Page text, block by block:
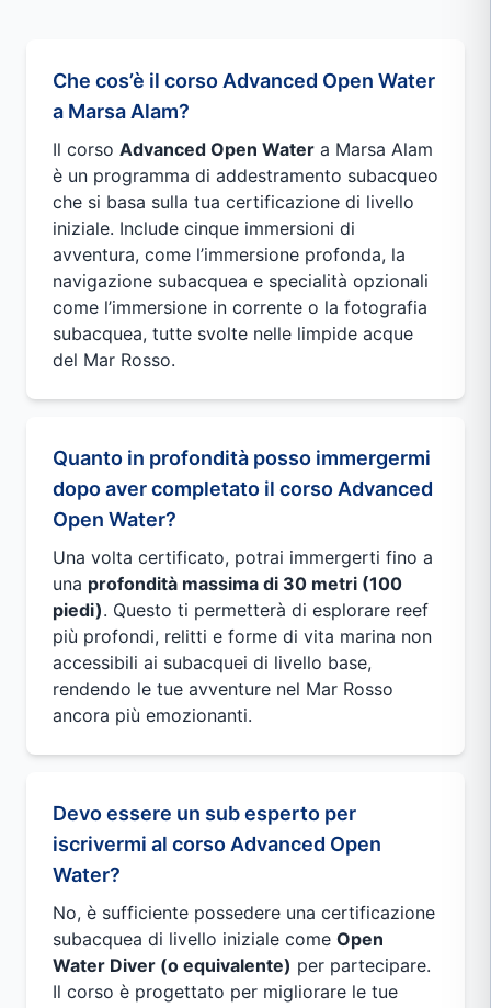
Che cos’è il corso Advanced Open Water
a Marsa Alam?
Il corso Advanced Open Water a Marsa Alam
è un programma di addestramento subacqueo
che si basa sulla tua certificazione di livello
iniziale. Include cinque immersioni di
avventura, come l’immersione profonda, la
navigazione subacquea e specialità opzionali
come l’immersione in corrente o la fotografia
subacquea, tutte svolte nelle limpide acque
del Mar Rosso.
Quanto in profondità posso immergermi
dopo aver completato il corso Advanced
Open Water?
Una volta certificato, potrai immergerti fino a
una profondità massima di 30 metri (100
piedi). Questo ti permetterà di esplorare reef
più profondi, relitti e forme di vita marina non
accessibili ai subacquei di livello base,
rendendo le tue avventure nel Mar Rosso
ancora più emozionanti.
Devo essere un sub esperto per
iscrivermi al corso Advanced Open
Water?
No, è sufficiente possedere una certificazione
subacquea di livello iniziale come Open
Water Diver (o equivalente) per partecipare.
Il corso è progettato per migliorare le tue